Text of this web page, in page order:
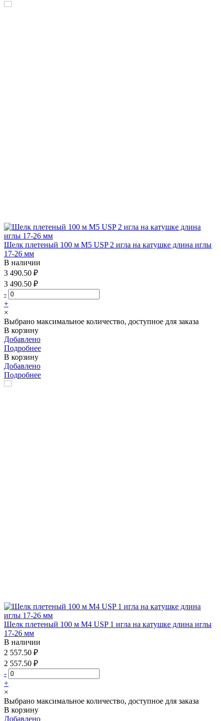
Шелк плетеный 100 м М5 USP 2 игла на катушке длина иглы
17-26 мм
В наличии
3 490.50 ₽
3 490.50 ₽
-
+
×
Выбрано максимальное количество, доступное для заказа
В корзину
Добавлено
Подробнее
В корзину
Добавлено
Подробнее
Шелк плетеный 100 м М4 USP 1 игла на катушке длина иглы
17-26 мм
В наличии
2 557.50 ₽
2 557.50 ₽
-
+
×
Выбрано максимальное количество, доступное для заказа
В корзину
Добавлено